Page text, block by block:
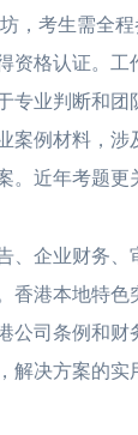
考生需全程
格认证。
业判断和
例材料，
近年考题更
企业财务、
港本地特
公司条例和
决方案的实